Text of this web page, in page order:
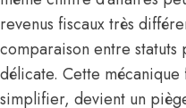
revenus fiscaux très
comparaison entre
délicate. Cette
simplifier, devient un